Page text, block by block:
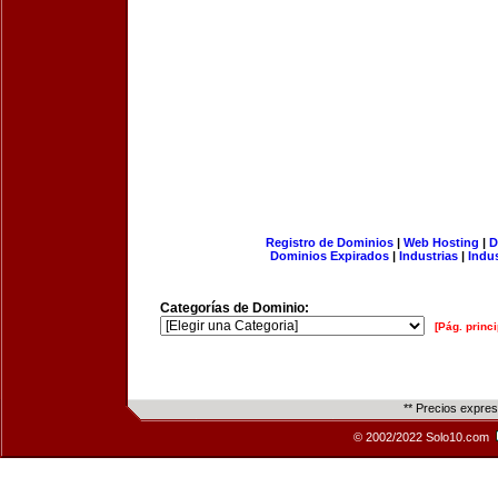
Registro de Dominios| Web Hosting |
Dominios Expirados | Industrias |
Categorías de Dominio:
[Pág.
** Precios
© 2002/2022 Solo10.com